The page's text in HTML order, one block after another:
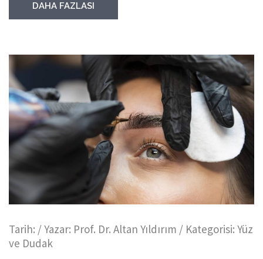
DAHA FAZLASI
Tarih: / Yazar: Prof. Dr. Altan Yıldırım / Kategorisi: Yüz
ve Dudak